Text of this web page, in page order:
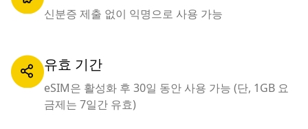
신분증 제출 없이 익명으로 사용 가능
유효 기간
eSIM은 활성화 후 30일 동안 사용 가능 (단, 1GB 요
금제는 7일간 유효)